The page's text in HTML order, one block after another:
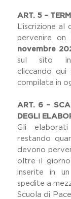
ART. 5 –
L’iscrizione
pervenire on
novembre
sul sito
cliccando
compilata in
ART. 6 –
DEGLI
Gli
restando
devono
oltre il
inserite in
spedite a
Scuola di